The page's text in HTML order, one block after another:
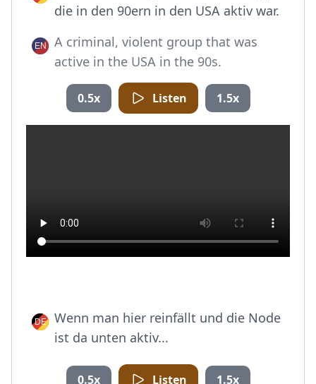
die in den 90ern in den USA aktiv war.
A criminal, violent group that was
active in the USA in the 90s.
0.5x Listen 1.5x
Wenn man hier reinfällt und die Node
ist da unten aktiv...
0.5x Listen 1.5x